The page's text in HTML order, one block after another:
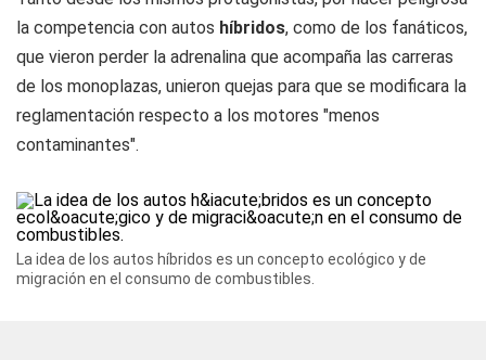
la competencia con autos híbridos, como de los fanáticos,
que vieron perder la adrenalina que acompaña las carreras
de los monoplazas, unieron quejas para que se modificara la
reglamentación respecto a los motores "menos
contaminantes".
La idea de los autos híbridos es un concepto ecológico y de
migración en el consumo de combustibles.